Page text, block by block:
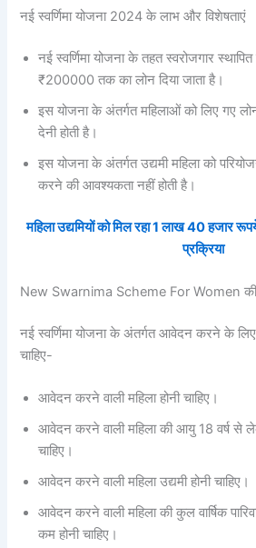
नई स्वर्णिमा योजना 2024 के लाभ और विशेषताएं
नई स्वर्णिमा योजना के तहत स्वरोजगार
₹200000 तक का लोन दिया जाता है।
इस योजना के अंतर्गत महिलाओं को लिए गए
देनी होती है।
इस योजना के अंतर्गत उद्यमी महिला को
करने की आवश्यकता नहीं होती है।
महिला उद्यमियों को मिल रहा 1 लाख 40 हजार
प्रक्रिया
New Swarnima Scheme For Women की
नई स्वर्णिमा योजना के अंतर्गत आवेदन करने के लिए
चाहिए-
आवेदन करने वाली महिला होनी चाहिए।
आवेदन करने वाली महिला की आयु 18 वर्ष से
चाहिए।
आवेदन करने वाली महिला उद्यमी होनी चाहिए।
आवेदन करने वाली महिला की कुल वार्षिक
कम होनी चाहिए।